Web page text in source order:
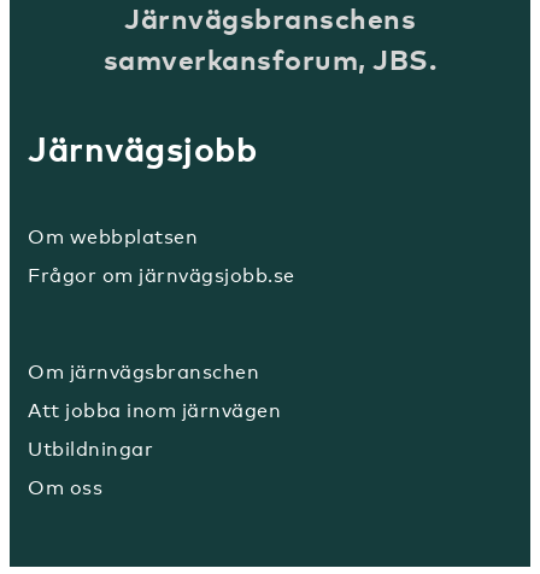
Järnvägsbranschens
samverkansforum, JBS.
Järnvägsjobb
Om webbplatsen
Frågor om järnvägsjobb.se
Om järnvägsbranschen
Att jobba inom järnvägen
Utbildningar
Om oss